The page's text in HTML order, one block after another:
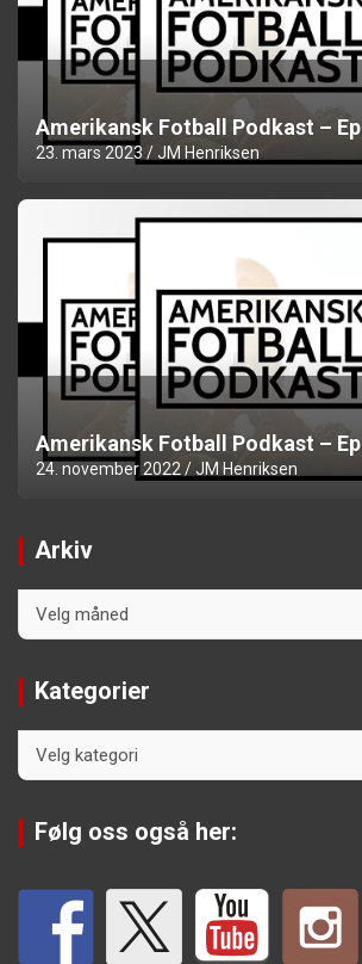
Amerikansk Fotball Podkast –
23. mars 2023 JM Henriksen
Amerikansk Fotball Podkast –
24. november 2022 JM Henriksen
Arkiv
Kategorier
Følg oss også her: